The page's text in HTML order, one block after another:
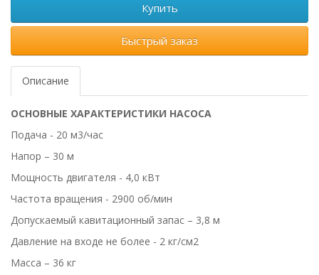
Купить
Быстрый заказ
Описание
ОСНОВНЫЕ ХАРАКТЕРИСТИКИ НАСОСА
Подача - 20 м3/час
Напор – 30 м
Мощность двигателя - 4,0 кВт
Частота вращения - 2900 об/мин
Допускаемый кавитационный запас – 3,8 м
Давление на входе не более - 2 кг/см2
Масса – 36 кг